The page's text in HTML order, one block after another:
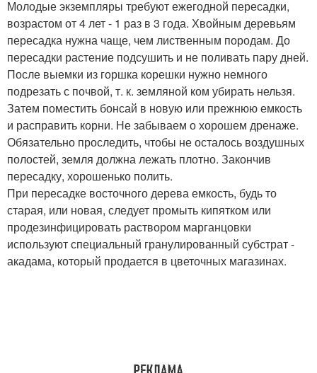
Молодые экземпляры требуют ежегодной пересадки,
возрастом от 4 лет - 1 раз в 3 года. Хвойным деревьям
пересадка нужна чаще, чем лиственным породам. До
пересадки растение подсушить и не поливать пару дней.
После выемки из горшка корешки нужно немного
подрезать с почвой, т. к. земляной ком убирать нельзя.
Затем поместить бонсай в новую или прежнюю емкость
и расправить корни. Не забываем о хорошем дренаже.
Обязательно проследить, чтобы не осталось воздушных
полостей, земля должна лежать плотно. Закончив
пересадку, хорошенько полить.
При пересадке восточного дерева емкость, будь то
старая, или новая, следует промыть кипятком или
продезинфицировать раствором марганцовки
используют специальный гранулированный субстрат -
акадама, который продается в цветочных магазинах.